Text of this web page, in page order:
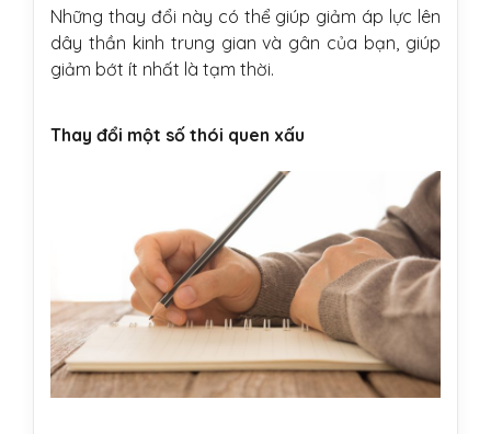
Những thay đổi này có thể giúp giảm áp lực lên
dây thần kinh trung gian và gân của bạn, giúp
giảm bớt ít nhất là tạm thời.
Thay đổi một số thói quen xấu